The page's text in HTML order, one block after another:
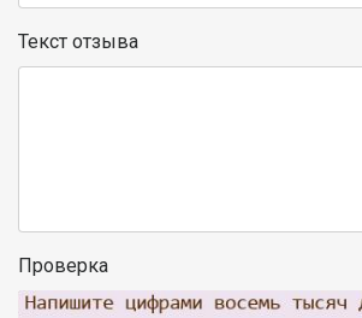
Текст отзыва
Проверка